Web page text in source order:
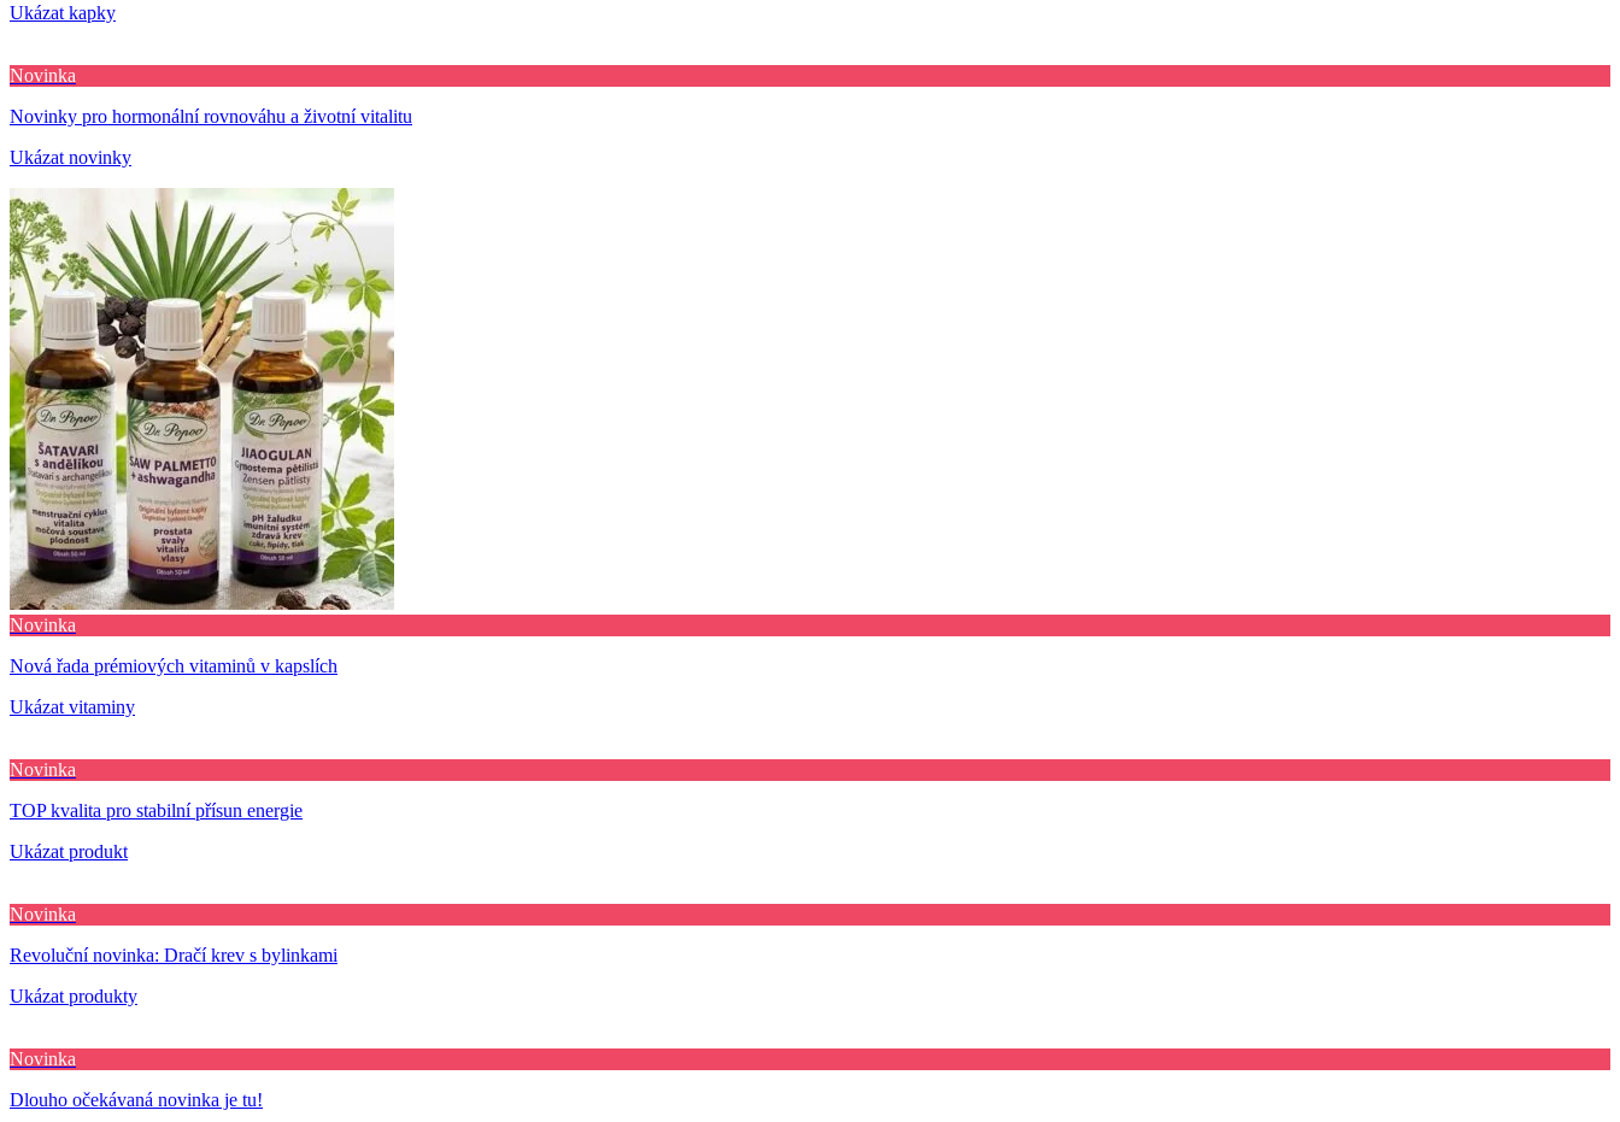
Ukázat kapky
Novinka
Novinky pro hormonální rovnováhu a životní vitalitu
Ukázat novinky
Novinka
Nová řada prémiových vitaminů v kapslích
Ukázat vitaminy
Novinka
TOP kvalita pro stabilní přísun energie
Ukázat produkt
Novinka
Revoluční novinka: Dračí krev s bylinkami
Ukázat produkty
Novinka
Dlouho očekávaná novinka je tu!